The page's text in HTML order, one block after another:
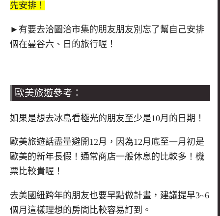
先安排！
►有要去洽圖洽市集的朋友朋友別忘了幫自己安排
個在曼谷六、日的旅行喔！
歐美旅遊參考：
如果是想去冰島看極光的朋友至少是10月的日期！
歐美旅遊話盡量避開12月，因為12月底至一月初是
歐美的新年長假！通常商店一般休息的比較多！機
票比較貴喔！
去美國紐跨年的朋友也要早點做計畫，建議提早3~6
個月這樣理想的房間比較容易訂到。